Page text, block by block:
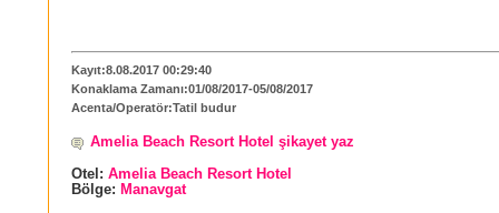
Kayıt:8.08.2017 00:29:40
Konaklama Zamanı:01/08/2017-05/08/2017
Acenta/Operatör:Tatil budur
Amelia Beach Resort Hotel şikayet yaz
Otel: Amelia Beach Resort Hotel
Bölge: Manavgat